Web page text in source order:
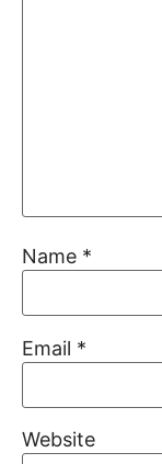
Name *
Email *
Website